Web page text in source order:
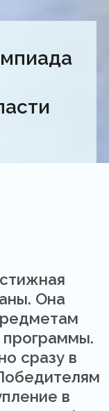
Она
программы.
сразу в
в